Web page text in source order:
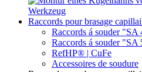
Raccords pour brasage
Raccords á souder
Raccords á souder
RefHP® | CuFe
Accessoires de soudure